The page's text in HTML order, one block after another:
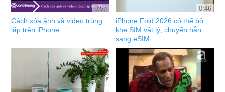
0:57
Cách xóa ảnh và video trùng
lặp trên iPhone
0:46
iPhone Fold 2026 có thể bỏ
khe SIM vật lý, chuyển hẳn
sang eSIM